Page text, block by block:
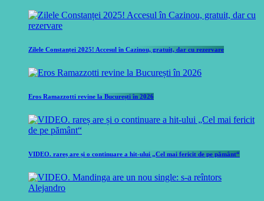
Zilele Constanței 2025! Accesul în Cazinou, gratuit, dar cu rezervare
Eros Ramazzotti revine la București în 2026
VIDEO. rareș are și o continuare a hit-ului „Cel mai fericit de pe pământ“